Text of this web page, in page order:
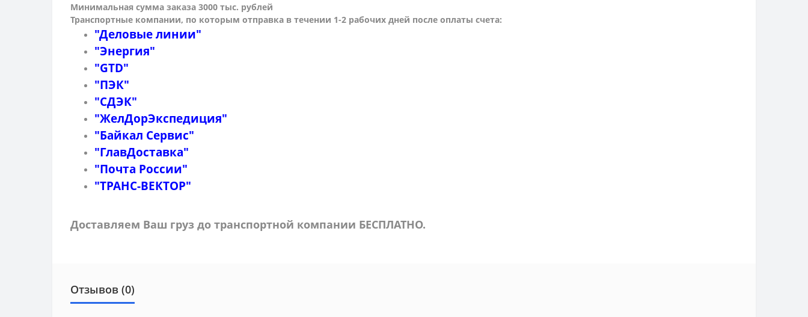
Минимальная сумма заказа 3000 тыс. рублей
Транспортные компании, по которым отправка в течении 1-2 рабочих дней после оплаты счета:
"Деловые линии"
"Энергия"
"GTD"
"ПЭК"
"СДЭК"
"ЖелДорЭкспедиция"
"Байкал Сервис"
"ГлавДоставка"
"Почта России"
"ТРАНС-ВЕКТОР"
Доставляем Ваш груз до транспортной компании БЕСПЛАТНО.
Отзывов (0)